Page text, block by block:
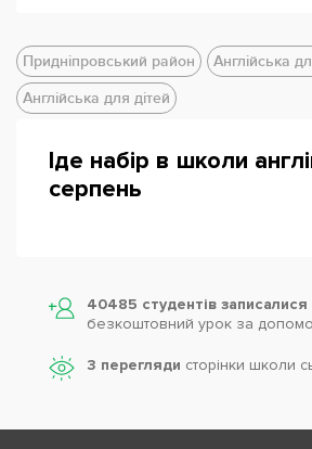
Придніпровський район
Англійська
Англійська для дітей
Іде набір в школи
серпень
40485 студентів записалися
безкоштовний урок за
3 перегляди сторінки школи